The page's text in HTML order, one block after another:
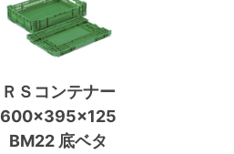
ＲＳコンテナー
600×395×125
BM22 底ベタ